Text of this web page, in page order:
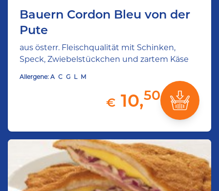
Bauern Cordon Bleu von der
Pute
aus österr. Fleischqualität mit Schinken,
Speck, Zwiebelstückchen und zartem Käse
Allergene: A C G L M
€ 10,50